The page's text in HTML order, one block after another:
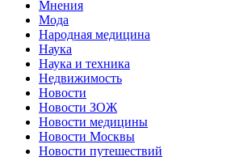
Мнения
Мода
Народная медицина
Наука
Наука и техника
Недвижимость
Новости
Новости ЗОЖ
Новости медицины
Новости Москвы
Новости путешествий